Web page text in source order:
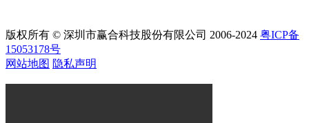
版权所有 © 深圳市赢合科技股份有限公司 2006-2024 粤ICP备
15053178号
网站地图 隐私声明